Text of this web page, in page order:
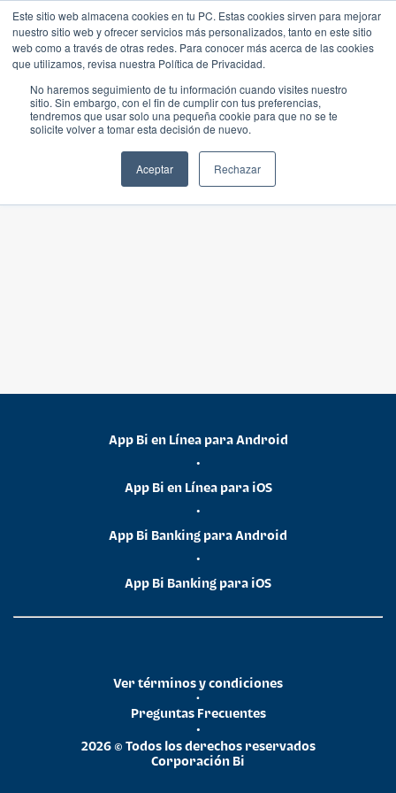
Este sitio web almacena cookies en tu PC. Estas cookies sirven para mejorar
nuestro sitio web y ofrecer servicios más personalizados, tanto en este sitio
web como a través de otras redes. Para conocer más acerca de las cookies
que utilizamos, revisa nuestra Política de Privacidad.
No haremos seguimiento de tu información cuando visites nuestro
sitio. Sin embargo, con el fin de cumplir con tus preferencias,
tendremos que usar solo una pequeña cookie para que no se te
solicite volver a tomar esta decisión de nuevo.
Aceptar Rechazar
App Bi en Línea para Android
•
App Bi en Línea para iOS
•
App Bi Banking para Android
•
App Bi Banking para iOS
2026 © Todos los derechos reservados
Corporación Bi
•
Preguntas Frecuentes
•
Ver términos y condiciones